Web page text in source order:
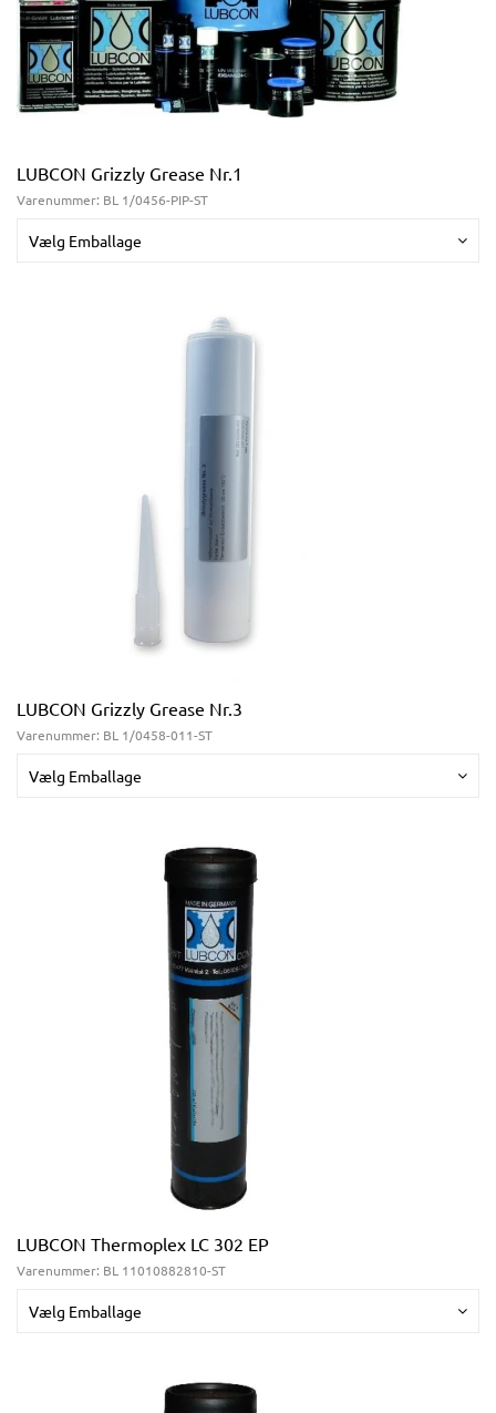
LUBCON Grizzly Grease Nr.1
Varenummer: BL 1/0456-PIP-ST
Vælg Emballage
LUBCON Grizzly Grease Nr.3
Varenummer: BL 1/0458-011-ST
Vælg Emballage
LUBCON Thermoplex LC 302 EP
Varenummer: BL 11010882810-ST
Vælg Emballage